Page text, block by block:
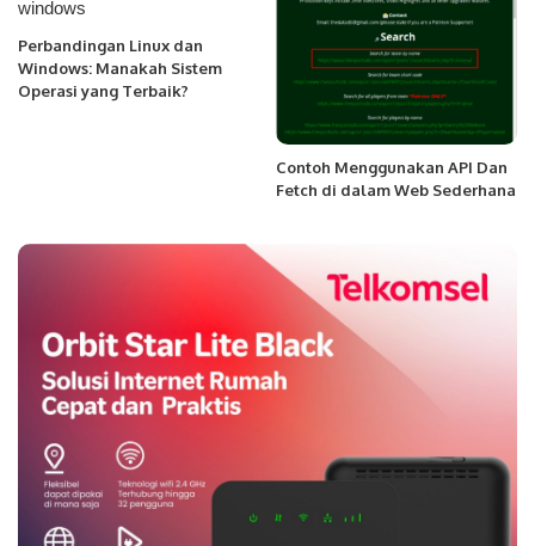
Perbandingan Linux dan
Windows: Manakah Sistem
Operasi yang Terbaik?
Contoh Menggunakan API Dan
Fetch di dalam Web Sederhana